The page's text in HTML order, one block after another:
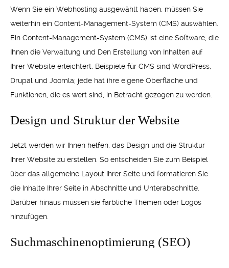
Wenn Sie ein Webhosting ausgewählt haben, müssen Sie
weiterhin ein Content-Management-System (CMS) auswählen.
Ein Content-Management-System (CMS) ist eine Software, die
Ihnen die Verwaltung und Den Erstellung von Inhalten auf
Ihrer Website erleichtert. Beispiele für CMS sind WordPress,
Drupal und Joomla; jede hat ihre eigene Oberfläche und
Funktionen, die es wert sind, in Betracht gezogen zu werden.
Design und Struktur der Website
Jetzt werden wir Ihnen helfen, das Design und die Struktur
Ihrer Website zu erstellen. So entscheiden Sie zum Beispiel
über das allgemeine Layout Ihrer Seite und formatieren Sie
die Inhalte Ihrer Seite in Abschnitte und Unterabschnitte.
Darüber hinaus müssen sie farbliche Themen oder Logos
hinzufügen.
Suchmaschinenoptimierung (SEO)